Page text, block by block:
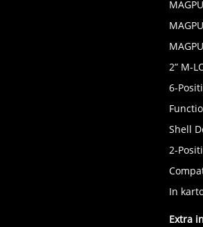
2” M-
6-
Shell
2-
In
Extra